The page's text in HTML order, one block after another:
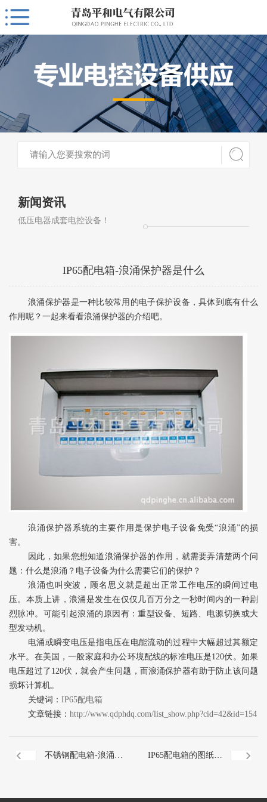
新闻资讯
低压电器成套电控设备！
IP65配电箱-浪涌保护器是什么
浪涌保护器是一种比较常用的电子保护设备，具体到底有什么
作用呢？一起来看看浪涌保护器的介绍吧。
浪涌保护器系统的主要作用是保护电子设备免受“浪涌”的损
害。
因此，如果您想知道浪涌保护器的作用，就需要弄清楚两个问
题：什么是浪涌？电子设备为什么需要它们的保护？
浪涌也叫突波，顾名思义就是超出正常工作电压的瞬间过电
压。本质上讲，浪涌是发生在仅仅几百万分之一秒时间内的一种剧
烈脉冲。可能引起浪涌的原因有：重型设备、短路、电源切换或大
型发动机。
电涌或瞬变电压是指电压在电能流动的过程中大幅超过其额定
水平。在美国，一般家庭和办公环境配线的标准电压是120伏。如果
电压超过了120伏，就会产生问题，而浪涌保护器有助于防止该问题
损坏计算机。
关键词： IP65配电箱
文章链接： http://www.qdphdq.com/list_show.php?cid=42&id=154
不锈钢配电箱-浪涌保 IP65配电箱的图纸详